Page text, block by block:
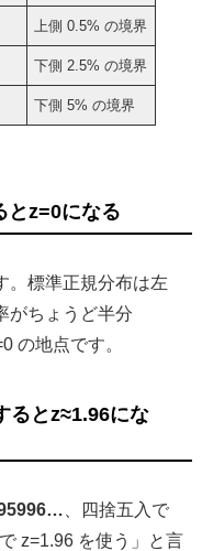
上側 0.5% の境界
下側 2.5% の境界
下側 5% の境界
とz=0になる
。標準正規分布は左
がちょうど半分
の地点です。
るとz≈1.96にな
、四捨五入で
z=1.96 を使う」と言